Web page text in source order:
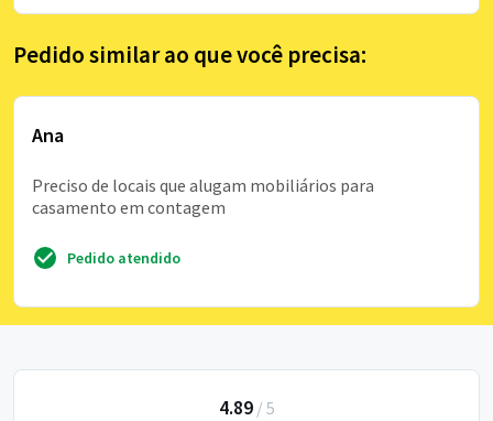
Pedido similar ao que você precisa:
Ana
Preciso de locais que alugam mobiliários para
casamento em contagem
Pedido atendido
4.89/ 5